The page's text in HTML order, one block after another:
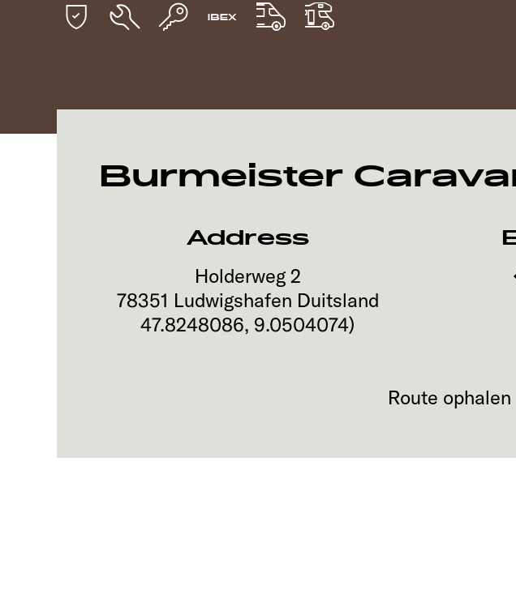
Burmeister
Address
Holderweg 2
78351 Ludwigshafen Duitsland
47.8248086, 9.0504074)
Route ophalen